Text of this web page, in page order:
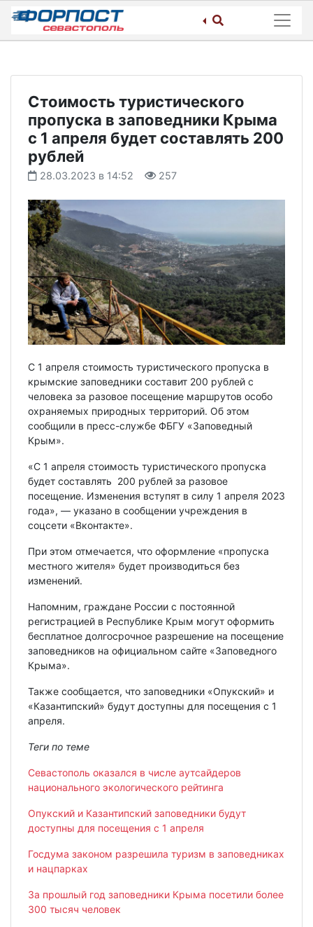
Skip
content
Стоимость туристического
пропуска в заповедники Крыма
с 1 апреля будет составлять 200
рублей
28.03.2023 в 14:52 257
С 1 апреля стоимость туристического пропуска в
крымские заповедники составит 200 рублей с
человека за разовое посещение маршрутов особо
охраняемых природных территорий. Об этом
сообщили в пресс-службе ФБГУ «Заповедный
Крым».
«С 1 апреля стоимость туристического пропуска
будет составлять 200 рублей за разовое
посещение. Изменения вступят в силу 1 апреля 2023
года», — указано в сообщении учреждения в
соцсети «Вконтакте».
При этом отмечается, что оформление «пропуска
местного жителя» будет производиться без
изменений.
Напомним, граждане России с постоянной
регистрацией в Республике Крым могут оформить
бесплатное долгосрочное разрешение на посещение
заповедников на официальном сайте «Заповедного
Крыма».
Также сообщается, что заповедники «Опукский» и
«Казантипский» будут доступны для посещения с 1
апреля.
Теги по теме
Севастополь оказался в числе аутсайдеров
национального экологического рейтинга
Опукский и Казантипский заповедники будут
доступны для посещения с 1 апреля
Госдума законом разрешила туризм в заповедниках
и нацпарках
За прошлый год заповедники Крыма посетили более
300 тысяч человек